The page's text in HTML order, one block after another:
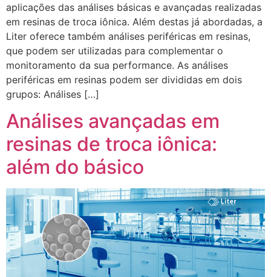
aplicações das análises básicas e avançadas realizadas
em resinas de troca iônica. Além destas já abordadas, a
Liter oferece também análises periféricas em resinas,
que podem ser utilizadas para complementar o
monitoramento da sua performance. As análises
periféricas em resinas podem ser divididas em dois
grupos: Análises […]
Análises avançadas em
resinas de troca iônica:
além do básico